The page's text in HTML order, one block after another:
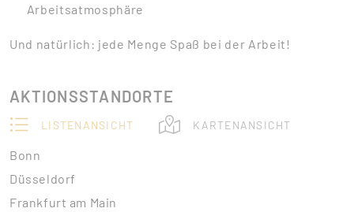
Arbeitsatmosphäre
Und natürlich: jede Menge Spaß bei der Arbeit!
AKTIONSSTANDORTE
LISTENANSICHT KARTENANSICHT
Bonn
Düsseldorf
Frankfurt am Main